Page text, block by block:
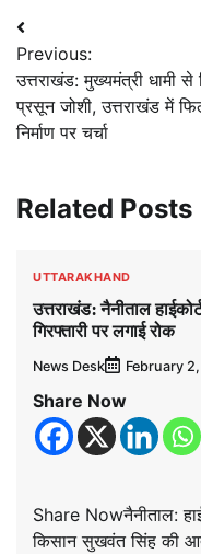
Post
navigation
Previous:
उत्तराखंड: मुख्यमंत्री धामी से
प्रसून जोशी, उत्तराखंड में
निर्माण पर चर्चा
Related Posts
UTTARAKHAND
उत्तराखंड: नैनीताल
गिरफ्तारी पर लगाई रोक
News Desk February
Share Now
Share Nowनैनीताल:
किसान सुखवंत सिंह की